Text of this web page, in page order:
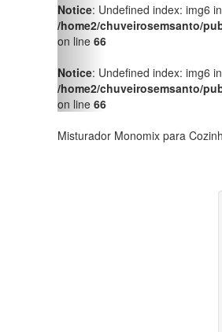
Notice: Undefined index: img6 in
/home2/chuveirosemsanto/
on line 66
Notice: Undefined index: img6 in
/home2/chuveirosemsanto/
on line 66
Misturador Monomix para